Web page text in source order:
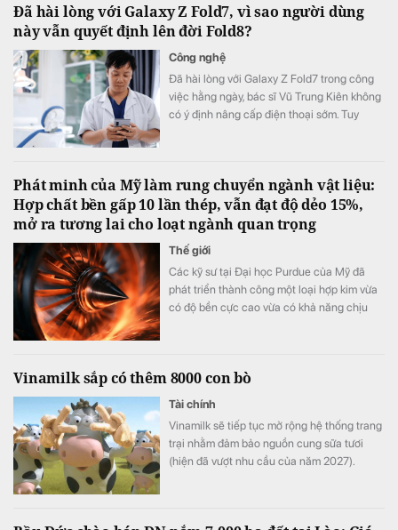
Đã hài lòng với Galaxy Z Fold7, vì sao người dùng
này vẫn quyết định lên đời Fold8?
Công nghệ
Đã hài lòng với Galaxy Z Fold7 trong công
việc hằng ngày, bác sĩ Vũ Trung Kiên không
có ý định nâng cấp điện thoại sớm. Tuy
tế.
Phát minh của Mỹ làm rung chuyển ngành vật liệu:
Hợp chất bền gấp 10 lần thép, vẫn đạt độ dẻo 15%,
mở ra tương lai cho loạt ngành quan trọng
Thế giới
Các kỹ sư tại Đại học Purdue của Mỹ đã
phát triển thành công một loại hợp kim vừa
có độ bền cực cao vừa có khả năng chịu
Vinamilk sắp có thêm 8000 con bò
Tài chính
Vinamilk sẽ tiếp tục mở rộng hệ thống trang
trại nhằm đảm bảo nguồn cung sữa tươi
(hiện đã vượt nhu cầu của năm 2027).